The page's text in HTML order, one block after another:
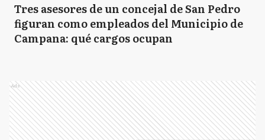
Tres asesores de un concejal de San Pedro
figuran como empleados del Municipio de
Campana: qué cargos ocupan
Ads